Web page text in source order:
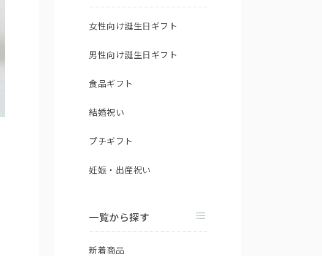
女性向け誕生日ギフト
男性向け誕生日ギフト
食品ギフト
結婚祝い
プチギフト
妊娠・出産祝い
一覧から探す
新着商品